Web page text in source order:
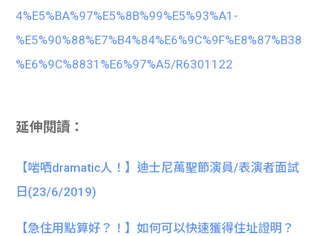
4%E5%BA%97%E5%8B%99%E5%93%A1-
%E5%90%88%E7%B4%84%E6%9C%9F%E8%87%B38
%E6%9C%8831%E6%97%A5/R6301122
延伸閱讀：
【啱哂dramatic人！】迪士尼萬聖節演員/表演者面試
日(23/6/2019)
【急住用點算好？！】如何可以快速獲得住址證明？